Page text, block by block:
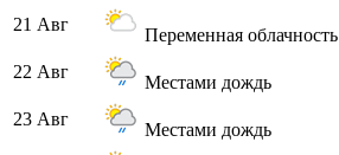
21 Авг
Переменная облачность
22 Авг
Местами дождь
23 Авг
Местами дождь